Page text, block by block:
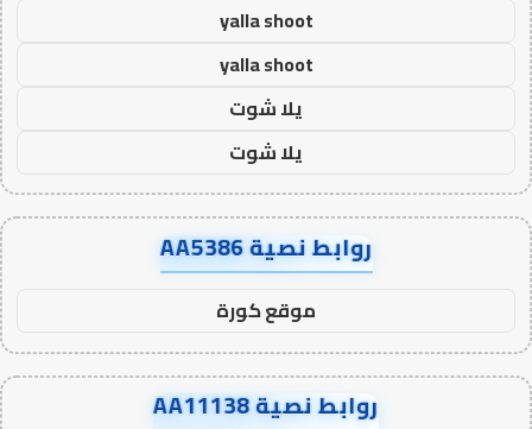
yalla shoot
yalla shoot
يلا شوت
يلا شوت
روابط نصية AA5386
موقع كورة
روابط نصية AA11138